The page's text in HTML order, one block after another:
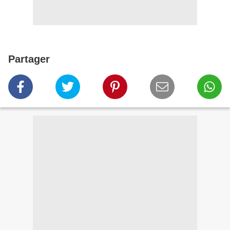
Partager